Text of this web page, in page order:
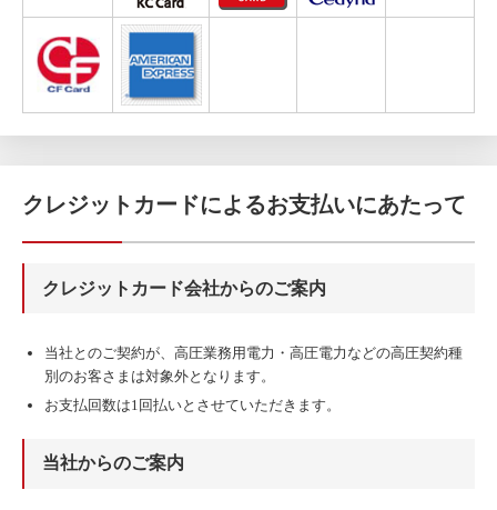
クレジットカードによるお支払いにあたって
クレジットカード会社からのご案内
当社とのご契約が、高圧業務用電力・高圧電力などの高圧契約種
別のお客さまは対象外となります。
お支払回数は1回払いとさせていただきます。
当社からのご案内